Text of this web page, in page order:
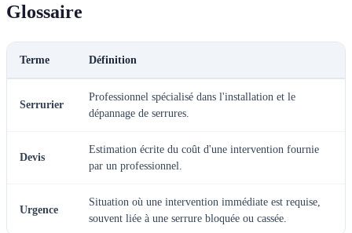
Glossaire
Terme Définition
Serrurier
Professionnel spécialisé dans l'installation et le
dépannage de serrures.
Devis
Estimation écrite du coût d'une intervention fournie
par un professionnel.
Urgence
Situation où une intervention immédiate est requise,
souvent liée à une serrure bloquée ou cassée.